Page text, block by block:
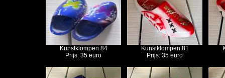
Kunstklompen 84
Prijs: 35 euro
Kunstklompen 81
Prijs: 35 euro